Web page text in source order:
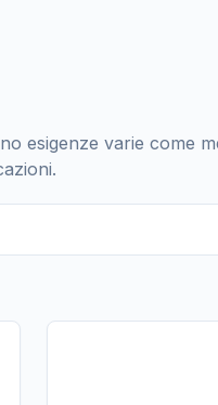
esigenze varie come